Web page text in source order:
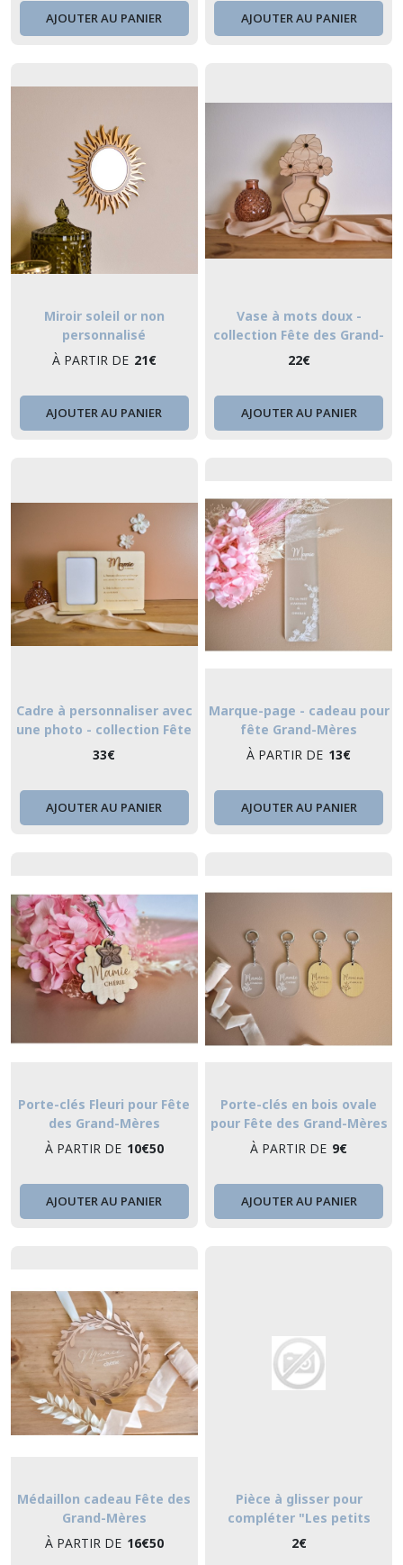
AJOUTER AU PANIER AJOUTER AU PANIER
Miroir soleil or non
personnalisé
À PARTIR DE 21€
AJOUTER AU PANIER
Vase à mots doux -
collection Fête des Grand-
mères
22€
AJOUTER AU PANIER
Cadre à personnaliser avec
une photo - collection Fête
des Grand-mères
33€
AJOUTER AU PANIER
Marque-page - cadeau pour
fête Grand-Mères
À PARTIR DE 13€
AJOUTER AU PANIER
Porte-clés Fleuri pour Fête
des Grand-Mères
À PARTIR DE 10€50
AJOUTER AU PANIER
Porte-clés en bois ovale
pour Fête des Grand-Mères
À PARTIR DE 9€
AJOUTER AU PANIER
Médaillon cadeau Fête des
Grand-Mères
À PARTIR DE 16€50
Pièce à glisser pour
compléter "Les petits
coeurs de Mamie"
2€